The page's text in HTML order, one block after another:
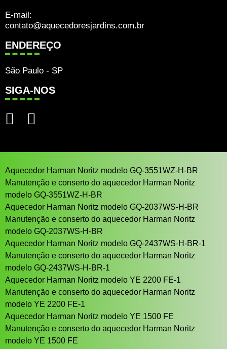
E-mail:
contato@aquecedoresjardins.com.br
ENDEREÇO
São Paulo - SP
SIGA-NOS
Aquecedor Harman Noritz modelo GQ-3551WZ-H-BR
Manutenção e conserto do aquecedor Harman Noritz
modelo GQ-3551WZ-H-BR
Aquecedor Harman Noritz modelo GQ-2037WS-H-BR
Manutenção e conserto do aquecedor Harman Noritz
modelo GQ-2037WS-H-BR
Aquecedor Harman Noritz modelo GQ-2437WS-H-BR-1
Manutenção e conserto do aquecedor Harman Noritz
modelo GQ-2437WS-H-BR-1
Aquecedor Harman Noritz modelo YE 2200 FE-1
Manutenção e conserto do aquecedor Harman Noritz
modelo YE 2200 FE-1
Aquecedor Harman Noritz modelo YE 1500 FE
Manutenção e conserto do aquecedor Harman Noritz
modelo YE 1500 FE